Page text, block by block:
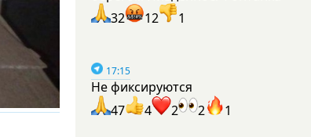
32
12 1
17:15
Не фиксируются
47
4 2 2 1